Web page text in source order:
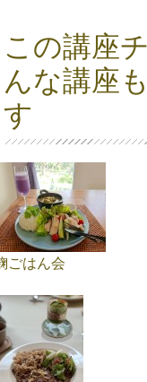
この講座
んな講座
す
ごはん会